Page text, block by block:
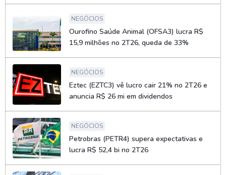
NEGÓCIOS
Ourofino Saúde Animal (OFSA3) lucra R$
15,9 milhões no 2T26, queda de 33%
NEGÓCIOS
Eztec (EZTC3) vê lucro cair 21% no 2T26 e
anuncia R$ 26 mi em dividendos
NEGÓCIOS
Petrobras (PETR4) supera expectativas e
lucra R$ 52,4 bi no 2T26